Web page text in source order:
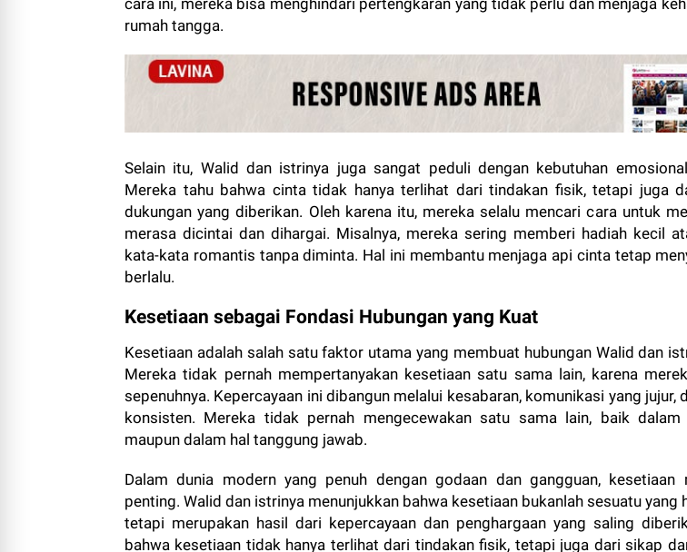
cara ini, mereka bisa menghindari pertengkaran yang tidak perlu dan menjaga
rumah tangga.
Selain itu, Walid dan istrinya juga sangat peduli dengan kebutuhan
Mereka tahu bahwa cinta tidak hanya terlihat dari tindakan fisik, tetapi juga
dukungan yang diberikan. Oleh karena itu, mereka selalu mencari cara untuk
merasa dicintai dan dihargai. Misalnya, mereka sering memberi hadiah kecil
kata-kata romantis tanpa diminta. Hal ini membantu menjaga api cinta tetap
berlalu.
Kesetiaan sebagai Fondasi Hubungan yang Kuat
Kesetiaan adalah salah satu faktor utama yang membuat hubungan Walid dan
Mereka tidak pernah mempertanyakan kesetiaan satu sama lain, karena
sepenuhnya. Kepercayaan ini dibangun melalui kesabaran, komunikasi yang jujur,
konsisten. Mereka tidak pernah mengecewakan satu sama lain, baik dalam
maupun dalam hal tanggung jawab.
Dalam dunia modern yang penuh dengan godaan dan gangguan, kesetiaan
penting. Walid dan istrinya menunjukkan bahwa kesetiaan bukanlah sesuatu yang
tetapi merupakan hasil dari kepercayaan dan penghargaan yang saling
bahwa kesetiaan tidak hanya terlihat dari tindakan fisik, tetapi juga dari sikap